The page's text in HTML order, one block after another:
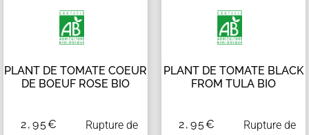
PLANT DE TOMATE COEUR
DE BOEUF ROSE BIO
2,95€
Rupture de
PLANT DE TOMATE BLACK
FROM TULA BIO
2,95€
Rupture de